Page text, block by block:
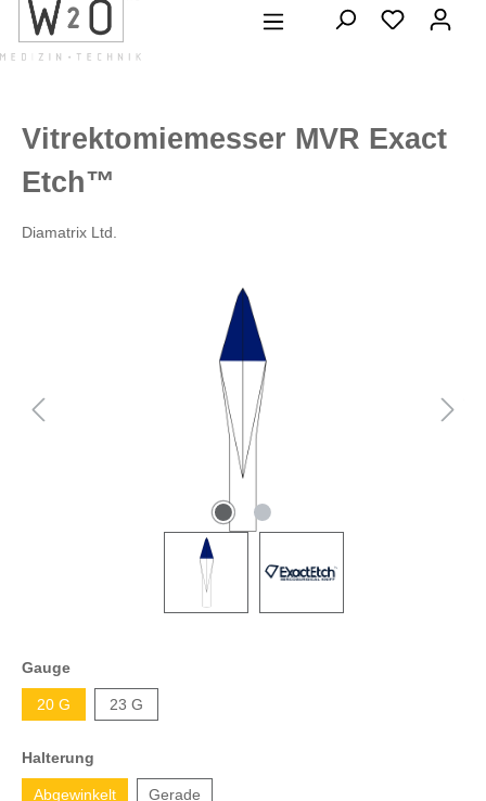
springen
Vitrektomiemesser MVR Exact
Etch™
Diamatrix Ltd.
Gauge
20 G 23 G
Halterung
Abgewinkelt Gerade